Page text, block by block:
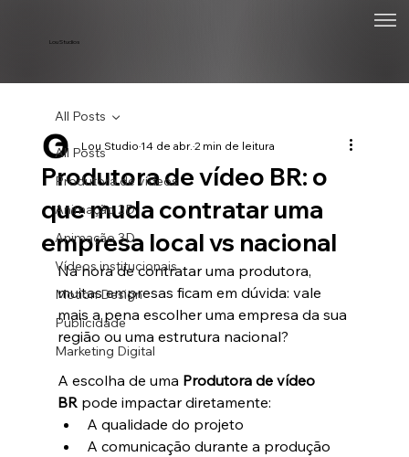
Lou Studios
All Posts
Produtora de vídeos
Animação 2D
Animação 3D
Vídeos institucionais
Motion Design
Publicidade
Marketing Digital
All Posts
Produtora de vídeo BR: o
que muda contratar uma
empresa local vs nacional
Lou Studio14 de abr.2 min de leitura
Na hora de contratar uma produtora,
muitas empresas ficam em dúvida: vale
mais a pena escolher uma empresa da sua
região ou uma estrutura nacional?
A escolha de uma Produtora de vídeo
BR pode impactar diretamente:
A qualidade do projeto
A comunicação durante a produção